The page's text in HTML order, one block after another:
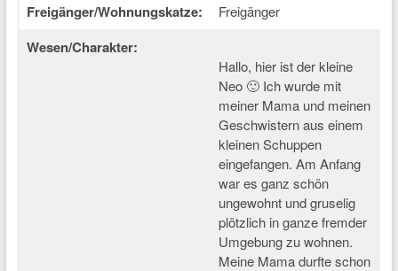
Freigänger/Wohnungskatze: Freigänger
Wesen/Charakter:
Hallo, hier ist der kleine
Neo 🙂 Ich wurde mit
meiner Mama und meinen
Geschwistern aus einem
kleinen Schuppen
eingefangen. Am Anfang
war es ganz schön
ungewohnt und gruselig
plötzlich in ganze fremder
Umgebung zu wohnen.
Meine Mama durfte schon